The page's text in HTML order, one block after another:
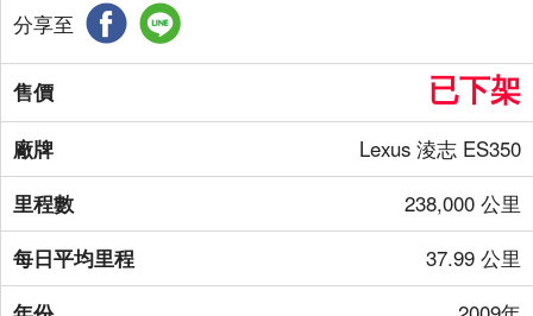
分享至
售價 已下架
廠牌
Lexus 淩志 ES350
里程數
238,000 公里
每日平均里程
37.99 公里